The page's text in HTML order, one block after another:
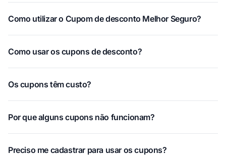
Como utilizar o Cupom de desconto Melhor Seguro?
Como usar os cupons de desconto?
Os cupons têm custo?
Por que alguns cupons não funcionam?
Preciso me cadastrar para usar os cupons?